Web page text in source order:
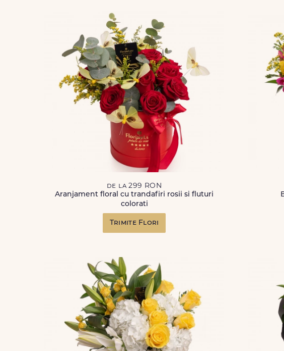
de la 299 RON
Aranjament floral cu trandafiri rosii si fluturi
colorati
Trimite Flori